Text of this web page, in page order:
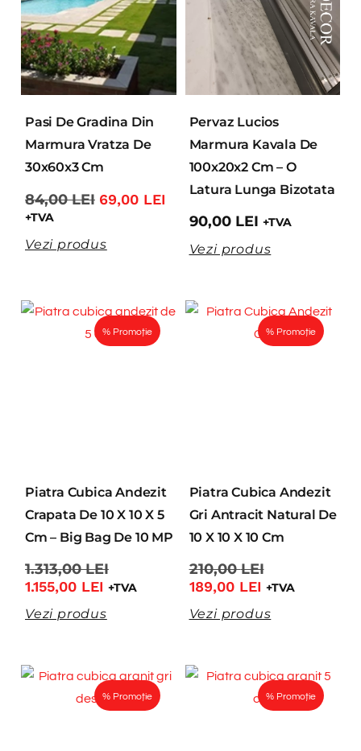
Pasi De Gradina Din
Marmura Vratza De
30x60x3 Cm
84,00LEI 69,00 LEI
+TVA
Vezi produs
Pervaz Lucios
Marmura Kavala De
100x20x2 Cm – O
Latura Lunga Bizotata
90,00 LEI +TVA
Vezi produs
% Promoție
Piatra Cubica Andezit
Crapata De 10 X 10 X 5
Cm – Big Bag De 10 MP
1.313,00LEI
1.155,00 LEI +TVA
Vezi produs
% Promoție
Piatra Cubica Andezit
Gri Antracit Natural De
10 X 10 X 10 Cm
210,00LEI
189,00 LEI +TVA
Vezi produs
% Promoție % Promoție